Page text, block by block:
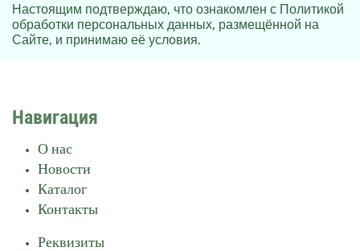
Настоящим подтверждаю, что ознакомлен с Политикой
обработки персональных данных, размещённой на
Сайте, и принимаю её условия.
Навигация
О нас
Новости
Каталог
Контакты
Реквизиты